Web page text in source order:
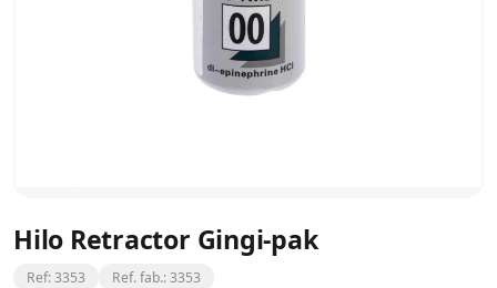
Hilo Retractor Gingi-pak
Ref: 3353 Ref. fab.: 3353